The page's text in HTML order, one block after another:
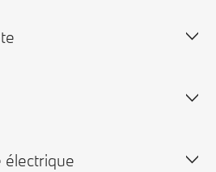
entretien
électrique